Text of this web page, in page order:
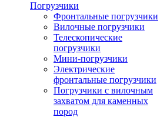
Погрузчики
Фронтальные погрузчики
Вилочные погрузчики
Телескопические
погрузчики
Мини-погрузчики
Электрические
фронтальные погрузчики
Погрузчики с вилочным
захватом для каменных
пород